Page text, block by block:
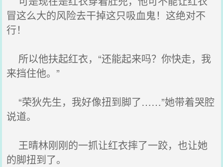
冒这么大的风险去干掉这只吸血鬼！这绝对不
行！
所以他扶起红衣，“还能起来吗？你快走，我
来挡住他。”
“荣狄先生，我好像扭到脚了……”她带着哭腔
说道。
王晴林刚刚的一抓让红衣摔了一跤，也让她
的脚扭到了。